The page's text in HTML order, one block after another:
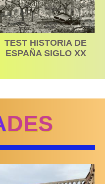
TEST HISTORIA DE
ESPAÑA SIGLO XX
DES